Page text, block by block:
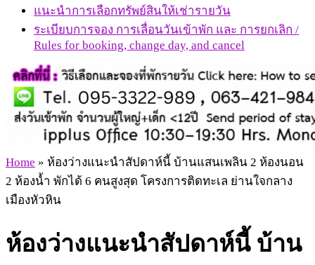
แนะนำการเลือกทรัพย์สินให้เช่ารายวัน
ระเบียบการจอง การเลื่อนวันเข้าพัก และ การยกเลิก /
Rules for booking, change day, and cancel
Home » ห้องว่างแนะนำสัปดาห์นี้ บ้านแสนเพลิน 2 ห้องนอน
2 ห้องน้ำ พักได้ 6 คนสูงสุด โครงการติดทะเล ย่านใจกลาง
เมืองหัวหิน
ห้องว่างแนะนำสัปดาห์นี้ บ้าน